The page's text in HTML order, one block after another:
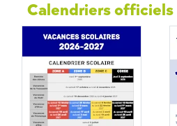
Calendriers